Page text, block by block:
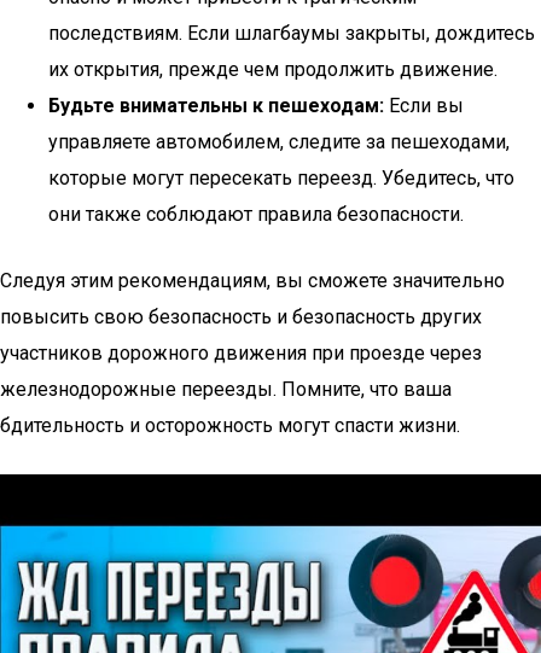
последствиям. Если шлагбаумы закрыты, дождитесь
их открытия, прежде чем продолжить движение.
Будьте внимательны к пешеходам: Если вы
управляете автомобилем, следите за пешеходами,
которые могут пересекать переезд. Убедитесь, что
они также соблюдают правила безопасности.
Следуя этим рекомендациям, вы сможете значительно
повысить свою безопасность и безопасность других
участников дорожного движения при проезде через
железнодорожные переезды. Помните, что ваша
бдительность и осторожность могут спасти жизни.